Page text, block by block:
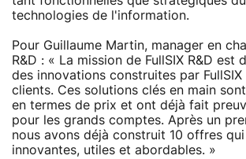
technologies de l'information.
Pour Guillaume Martin, manager en
R&D : « La mission de FullSIX R&D est
des innovations construites par FullSIX
clients. Ces solutions clés en main
en termes de prix et ont déjà fait
pour les grands comptes. Après un
nous avons déjà construit 10 offres
innovantes, utiles et abordables. »